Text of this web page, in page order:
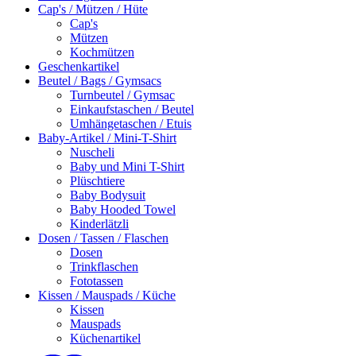
Cap's / Mützen / Hüte
Cap's
Mützen
Kochmützen
Geschenkartikel
Beutel / Bags / Gymsacs
Turnbeutel / Gymsac
Einkaufstaschen / Beutel
Umhängetaschen / Etuis
Baby-Artikel / Mini-T-Shirt
Nuscheli
Baby und Mini T-Shirt
Plüschtiere
Baby Bodysuit
Baby Hooded Towel
Kinderlätzli
Dosen / Tassen / Flaschen
Dosen
Trinkflaschen
Fototassen
Kissen / Mauspads / Küche
Kissen
Mauspads
Küchenartikel